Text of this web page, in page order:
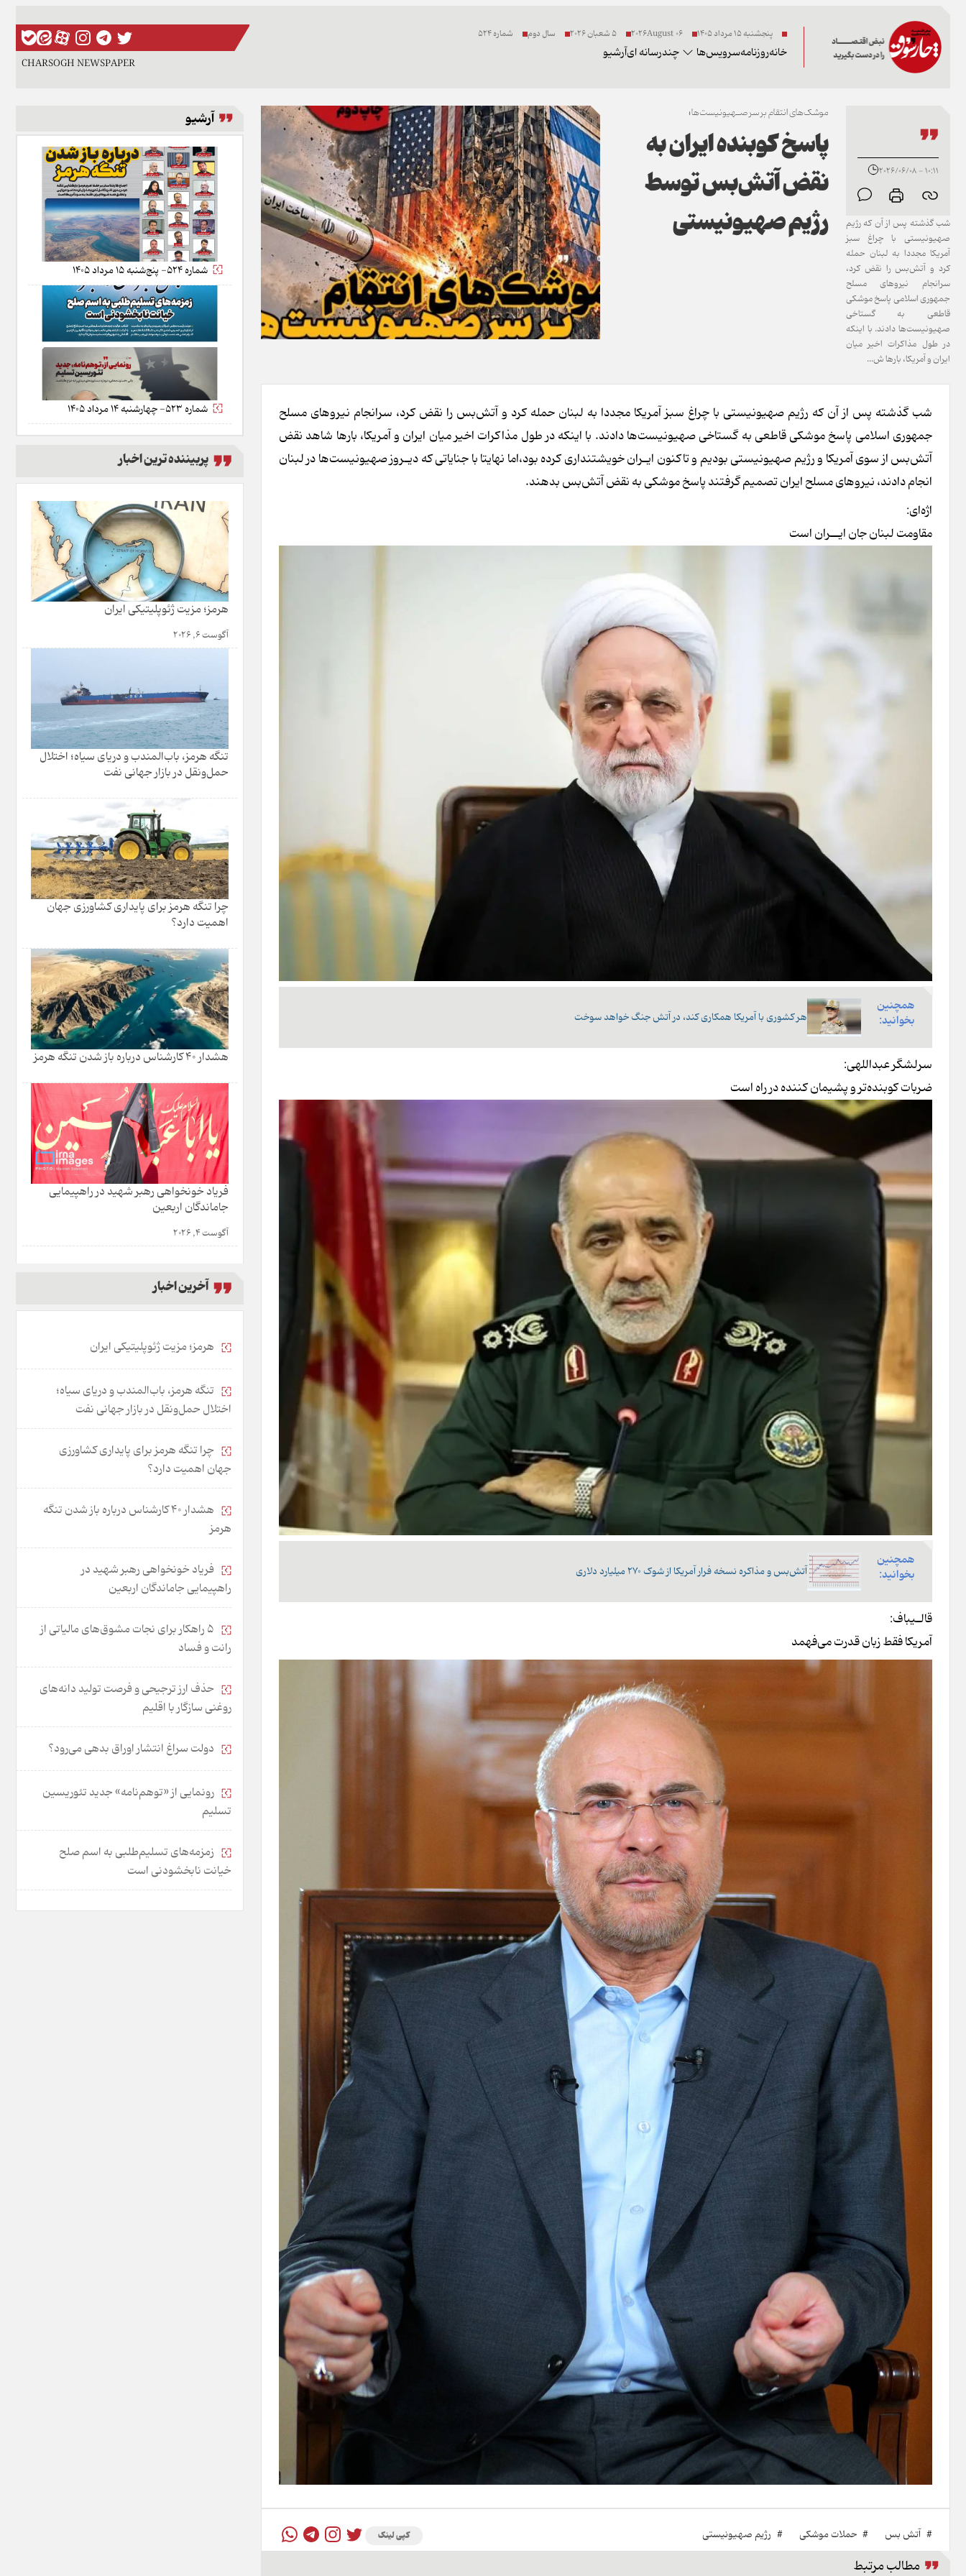
پنجشنبه ۱۵ مرداد ۱۴۰۵ 06 2026August 5 شعبان 2026 سال دوم شماره 524
خانهروزنامهسرویس‌ها چندرسانه ایآرشیو
CHARSOGH NEWSPAPER
10:11 - 2026/06/08
شب گذشته پس از آن که رژیم
صهیونیستی با چراغ سبز
آمریکا مجددا به لبنان حمله
کرد و آتش‌بس را نقض کرد،
سرانجام نیروهای مسلح
جمهوری اسلامی پاسخ موشکی
قاطعی به گستاخی
صهیونیست‌ها دادند. با اینکه
در طول مذاکرات اخیر میان
ایران و آمریکا، بارها ش...
موشک‌های انتقام بر سر صـهیونیست‌ها؛
پاسخ کوبنده ایران به
نقض آتش‌بس توسط
رژ‌یم صهیونیستی
شب گذشته پس از آن که رژیم صهیونیستی با چراغ سبز آمریکا مجددا به لبنان حمله کرد و آتش‌بس را نقض کرد، سرانجام نیروهای مسلح
جمهوری اسلامی پاسخ موشکی قاطعی به گستاخی صهیونیست‌ها دادند. با اینکه در طول مذاکرات اخیر میان ایران و آمریکا، بارها شاهد نقض
آتش‌بس از سوی آمریکا و رژیم صهیونیستی بودیم و تاکنون ایـران خویشتنداری کرده بود،‌اما نهایتا با جنایاتی که دیـروز صهیونیست‌ها در لبنان
انجام دادند، نیروهای مسلح ایران تصمیم گرفتند پاسخ موشکی به نقض آتش‌بس بدهند.
اژه‌ای:
مقاومت لبنان جان ایــران است
همچنین
بخوانید:
هر کشوری با آمریکا همکاری کند، در آتش جنگ خواهد سوخت
سرلشگر عبداللهی:
ضربات کوبنده‌تر و پشیمان کننده در راه است
همچنین
بخوانید:
آتش‌بس و مذاکره نسخه فرار آمریکا از شوک ۲۷۰ میلیارد دلاری
قالـیباف:
آمریکا فقط زبان قدرت می‌فهمد
# آتش بس # حملات موشکی # رژیم صهیونیستی کپی لینک
مطالب مرتبط
آرشیو
شماره 524- پنج‌شنبه 15 مرداد 1405
شماره 523- چهارشنبه 14 مرداد 1405
پربیننده ترین اخبار
هرمز؛ مزیت ژئوپلیتیکی ایران
آگوست 6, 2026
تنگه هرمز، باب‌المندب و دریای سیاه؛ اختلال
حمل‌ونقل در بازار جهانی نفت
چرا تنگه هرمز برای پایداری کشاورزی جهان
اهمیت دارد؟
هشدار 40 کارشناس درباره باز شدن تنگه هرمز
فریاد خونخواهی رهبر شهید در راهپیمایی
جاماندگان اربعین
آگوست 4, 2026
آخرین اخبار
هرمز؛ مزیت ژئوپلیتیکی ایران
تنگه هرمز، باب‌المندب و دریای سیاه؛
اختلال حمل‌ونقل در بازار جهانی نفت
چرا تنگه هرمز برای پایداری کشاورزی
جهان اهمیت دارد؟
هشدار 40 کارشناس درباره باز شدن تنگه
هرمز
فریاد خونخواهی رهبر شهید در
راهپیمایی جاماندگان اربعین
۵ راهکار برای نجات مشوق‌های مالیاتی از
رانت و فساد
حذف ارز ترجیحی و فرصت تولید دانه‌های
روغنی سازگار با اقلیم
دولت سراغ انتشار اوراق بدهی می‌رود؟
رونمایی از «توهم‌نامه» جدید تئور‌یسین
تسلیم
زمزمه‌های تسلیم‌طلبی به اسم صلح
خیانت نابخشودنی است